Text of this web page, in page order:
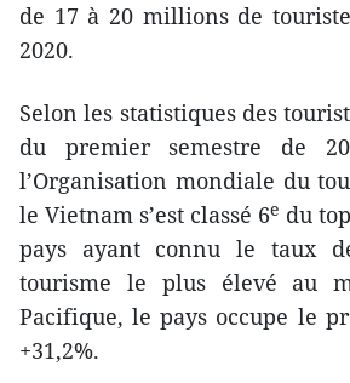
de 17 à 20 millions de
2020.
Selon les statistiques des
du premier semestre de
l’Organisation mondiale du
le Vietnam s’est classé 6e du
pays ayant connu le taux
tourisme le plus élevé au
Pacifique, le pays occupe le
+31,2%.